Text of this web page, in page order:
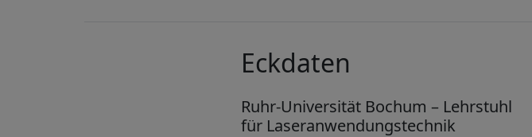
Eckdaten
Ruhr-Universität Bochum – Lehrstuhl
für Laseranwendungstechnik